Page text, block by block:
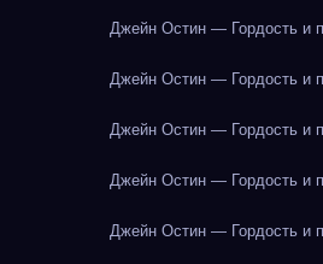
Джейн Остин — Гордость и
Джейн Остин — Гордость и
Джейн Остин — Гордость и
Джейн Остин — Гордость и
Джейн Остин — Гордость и